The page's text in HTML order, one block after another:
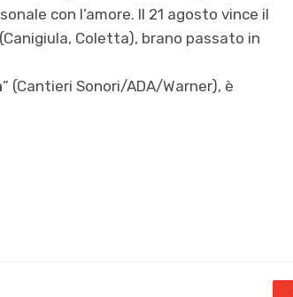
con l’amore. Il 21 agosto vince il
Coletta), brano passato in
” (Cantieri Sonori/ADA/Warner), è